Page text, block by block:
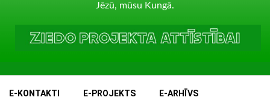
Jēzū, mūsu Kungā.
E-KONTAKTI E-PROJEKTS E-ARHĪVS